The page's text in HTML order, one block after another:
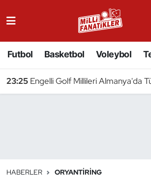
Futbol Basketbol Voleybol
23:25 Engelli Golf Millileri Almanya'da
HABERLER ORYANTIRING
Badminton